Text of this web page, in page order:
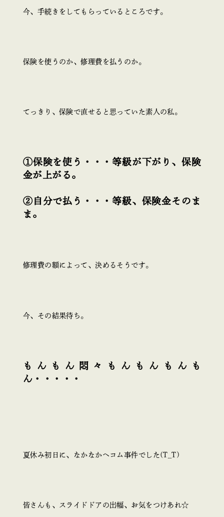
今、手続きをしてもらっているところです。
保険を使うのか、修理費を払うのか。
てっきり、保険で直せると思っていた素人の私。
①保険を使う・・・等級が下がり、保険
金が上がる。
②自分で払う・・・等級、保険金そのま
ま。
修理費の額によって、決めるそうです。
今、その結果待ち。
もんもん悶々もんもんもんも
ん・・・・・
夏休み初日に、なかなかヘコム事件でした(T_T)
皆さんも、スライドドアの出幅、お気をつけあれ☆